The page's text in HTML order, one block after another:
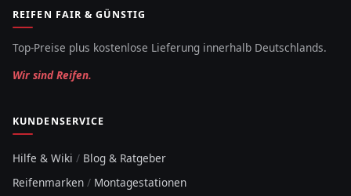
REIFEN FAIR & GÜNSTIG
Top-Preise plus kostenlose Lieferung innerhalb Deutschlands.
Wir sind Reifen.
KUNDENSERVICE
Hilfe & Wiki / Blog & Ratgeber
Reifenmarken / Montagestationen